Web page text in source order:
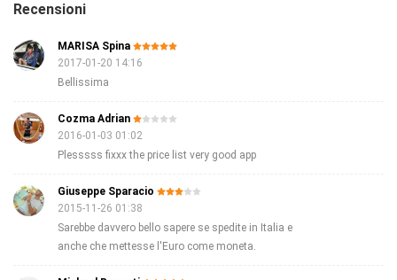
Recensioni
MARISA Spina
2017-01-20 14:16
Bellissima
Cozma Adrian
2016-01-03 01:02
Plesssss fixxx the price list very good app
Giuseppe Sparacio
2015-11-26 01:38
Sarebbe davvero bello sapere se spedite in Italia e
anche che mettesse l'Euro come moneta.